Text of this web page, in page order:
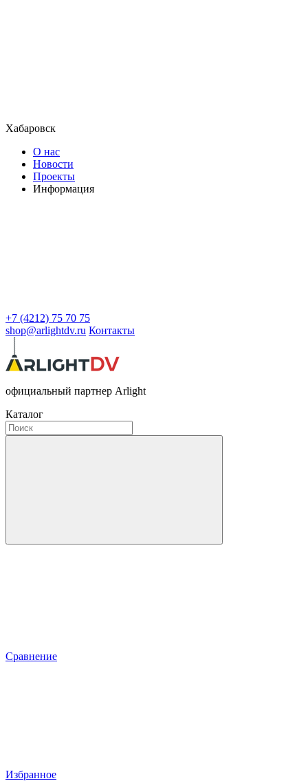
Хабаровск
О нас
Новости
Проекты
Информация
+7 (4212) 75 70 75
shop@arlightdv.ru Контакты
официальный партнер Arlight
Каталог
Сравнение
Избранное